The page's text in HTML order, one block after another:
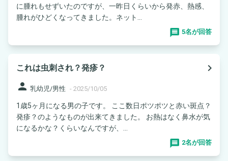
に腫れもせずいたのですが、一昨日くらいから発赤、熱感、
腫れがひどくなってきました。ネット...
5名が回答
これは虫刺され？発疹？
navigate_next
person 乳幼児/男性 - 2025/10/05
1歳5ヶ月になる男の子です。 ここ数日ポツポツと赤い斑点？
発疹？のようなものが出来てきました。 お熱はなく鼻水が気
になるかな？くらいなんですが、...
2名が回答